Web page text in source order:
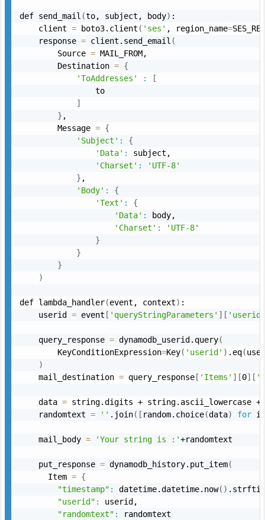
def send_mail (to, subject, body) :
    client
= boto3.client ( 'ses' , region_name=
    response
= client.send_email (
        Source
= MAIL_FROM,
        Destination
= {
'ToAddresses'
:
[
                to
]
} ,
        Message
= {
'Subject' :
{
'Data' :
subject,
'Charset' :
'UTF-8'
} ,
'Body' :
{
'Text' :
{
'Data' :
body,
'Charset' :
'UTF-8'
}
}
}
)
def lambda_handler(event, context) :
    userid
= event [ 'queryStringParameters' ] [ 'userid'
    query_response
= dynamodb_userid.query(
        KeyConditionExpression
=Key( 'userid' ) .eq(
)
    mail_destination
= query_response [ 'Items' ] [0] [
    data
= string.digits + string.ascii_lowercase +
    randomtext
= '' .join( [ random.choice(data) for i
    mail_body
= 'Your string is :'+randomtext
    put_response
= dynamodb_history.put_item(
      Item
= {
"timestamp" : datetime.datetime.now( )
"userid" :
userid,
"randomtext" :
randomtext